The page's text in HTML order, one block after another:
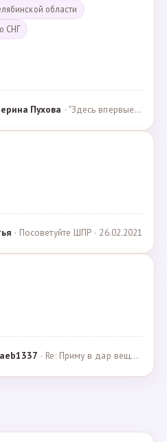
области
СНГ
Пухова · "Здесь впервые поверили в моего сына и подарили над… · 09.09.2019
· Посоветуйте ШПР · 26.02.2021
· Re: Приму в дар вещи на новорождённую девочку · 13.12.2024